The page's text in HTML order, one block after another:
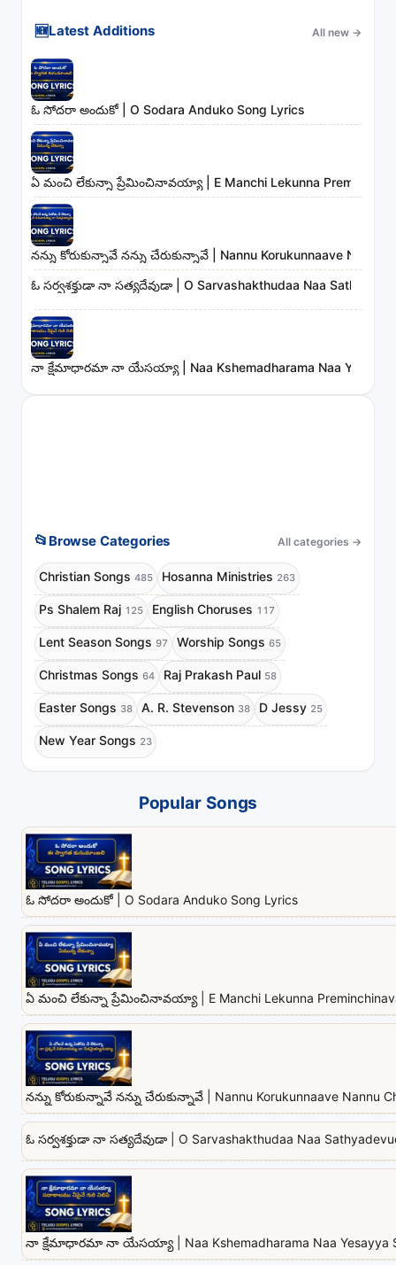
🆕Latest Additions All new →
ఓ సోదరా అందుకో | O Sodara Anduko Song Lyrics
ఏ మంచి లేకున్నా ప్రేమించినావయ్యా | E Manchi Lekunna
నన్ను కోరుకున్నావే నన్ను చేరుకున్నావే | Nannu Korukunnaave Nannu
ఓ సర్వశక్తుడా నా సత్యదేవుడా | O Sarvashakthudaa Naa
నా క్షేమాధారమా నా యేసయ్యా | Naa Kshemadharama Naa Yesayya
📂 Browse Categories All categories →
Christian Songs 485 Hosanna Ministries 263
Ps Shalem Raj 125 English Choruses 117
Lent Season Songs 97 Worship Songs 65
Christmas Songs 64 Raj Prakash Paul 58
Easter Songs 38 A. R. Stevenson 38 D Jessy 25
New Year Songs 23
Popular Songs
ఓ సోదరా అందుకో | O Sodara Anduko Song Lyrics
ఏ మంచి లేకున్నా ప్రేమించినావయ్యా | E Manchi Lekunna
నన్ను కోరుకున్నావే నన్ను చేరుకున్నావే | Nannu Korukunnaave Nannu
ఓ సర్వశక్తుడా నా సత్యదేవుడా | O Sarvashakthudaa Naa
నా క్షేమాధారమా నా యేసయ్యా | Naa Kshemadharama Naa Yesayya